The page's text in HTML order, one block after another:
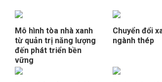
Mô hình tòa nhà xanh
từ quản trị năng lượng
đến phát triển bền
vững
Chuyển đổi
ngành thép